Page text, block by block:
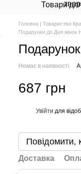
Товари
Головна | Товариство
Подарунки до Дня жінок
Немає в наявності
687 грн
Увійти для
Повідомити,
Доставка